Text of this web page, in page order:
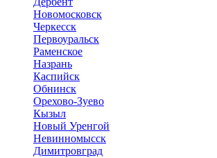
Новомосковск
Черкесск
Первоуральск
Раменское
Назрань
Каспийск
Обнинск
Орехово-Зуево
Кызыл
Новый Уренгой
Невинномысск
Димитровград